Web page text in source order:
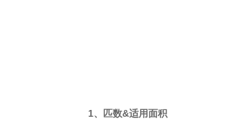
1、匹数&适用面积